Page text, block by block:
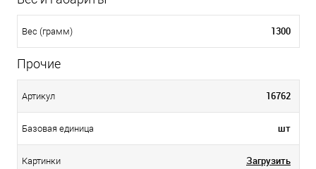
Вес (грамм) 1300
Прочие
Артикул 16762
Базовая единица шт
Картинки Загрузить